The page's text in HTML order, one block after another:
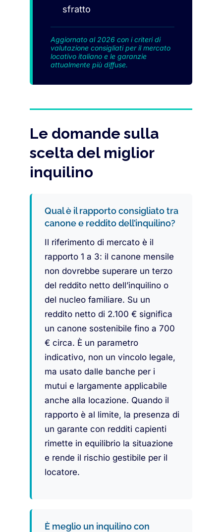
sfratto
Aggiornato al 2026 con i criteri di
valutazione consigliati per il mercato
locativo italiano e le garanzie
attualmente più diffuse.
Le domande sulla
scelta del miglior
inquilino
Qual è il rapporto consigliato tra
canone e reddito dell’inquilino?
Il riferimento di mercato è il
rapporto 1 a 3: il canone mensile
non dovrebbe superare un terzo
del reddito netto dell’inquilino o
del nucleo familiare. Su un
reddito netto di 2.100 € significa
un canone sostenibile fino a 700
€ circa. È un parametro
indicativo, non un vincolo legale,
ma usato dalle banche per i
mutui e largamente applicabile
anche alla locazione. Quando il
rapporto è al limite, la presenza di
un garante con redditi capienti
rimette in equilibrio la situazione
e rende il rischio gestibile per il
locatore.
È meglio un inquilino con